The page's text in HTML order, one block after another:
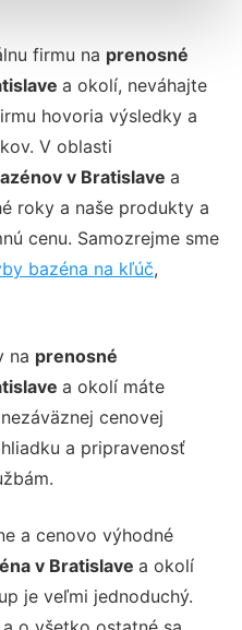
firmu na prenosné
a okolí, neváhajte
hovoria výsledky a
V oblasti
v Bratislave a
roky a naše produkty a
cenu. Samozrejme sme
bazéna na kľúč,
na prenosné
a okolí máte
cenovej
a pripravenosť
a cenovo výhodné
v Bratislave a okolí
je veľmi jednoduchý.